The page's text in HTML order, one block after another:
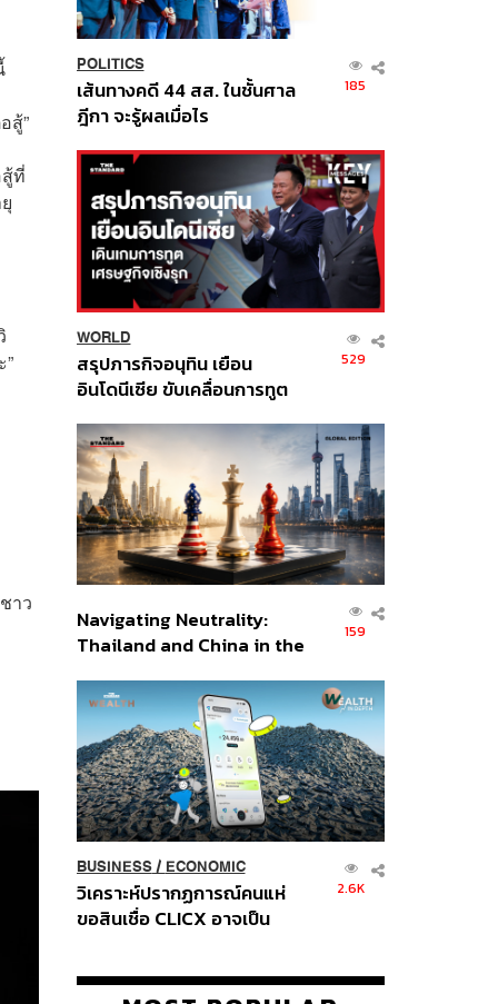
สู้”
ที่
าว
POLITICS
เส้นทางคดี 44 สส. ในชั้นศาล
ฎีกา จะรู้ผลเมื่อไร
185
WORLD
สรุปภารกิจอนุทิน เยือน
อินโดนีเซีย ขับเคลื่อนการทูต
ส่วนยุทธศาสตร์ไทย –
อินโดนีเซีย
529
Navigating Neutrality:
Thailand and China in the
Order
159
BUSINESS/ ECONOMIC
วิเคราะห์ปรากฏการณ์คนแห่
ขอสินเชื่อ CLICX อาจเป็น
ปัญหาหนี้ครัวเรือนไทยที่ถูกซุก
2.6K